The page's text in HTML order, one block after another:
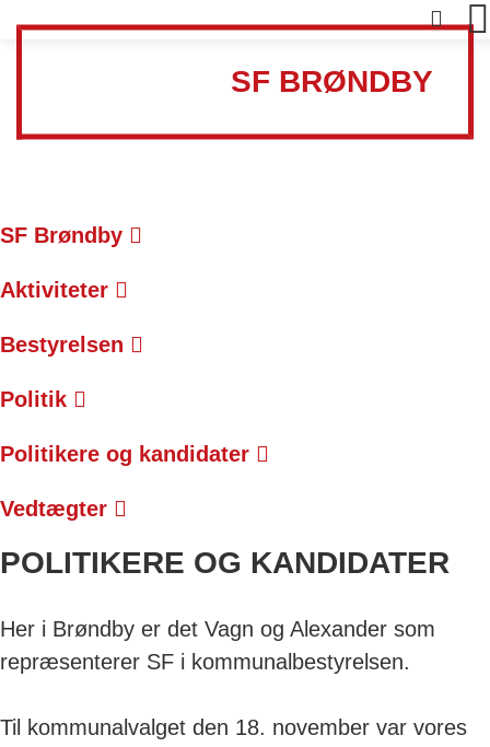
SF BRØNDBY
SF Brøndby
Aktiviteter
Bestyrelsen
Politik
Politikere og kandidater
Vedtægter
POLITIKERE OG KANDIDATER
Her i Brøndby er det Vagn og Alexander som
repræsenterer SF i kommunalbestyrelsen.
Til kommunalvalget den 18. november var vores